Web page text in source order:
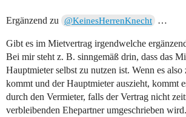
Ergänzend zu @KeinesHerrenKnecht …
Gibt es im Mietvertrag irgendwelche
Bei mir steht z. B. sinngemäß drin, dass das
Hauptmieter selbst zu nutzen ist. Wenn es
kommt und der Hauptmieter auszieht, kommt
durch den Vermieter, falls der Vertrag nicht
verbleibenden Ehepartner umgeschrieben wird.